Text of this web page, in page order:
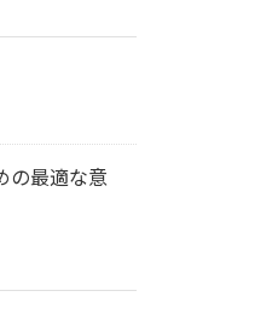
の最適な意